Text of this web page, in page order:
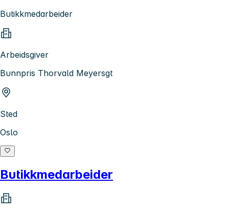
Butikkmedarbeider
Arbeidsgiver
Bunnpris Thorvald Meyersgt
Sted
Oslo
Butikkmedarbeider